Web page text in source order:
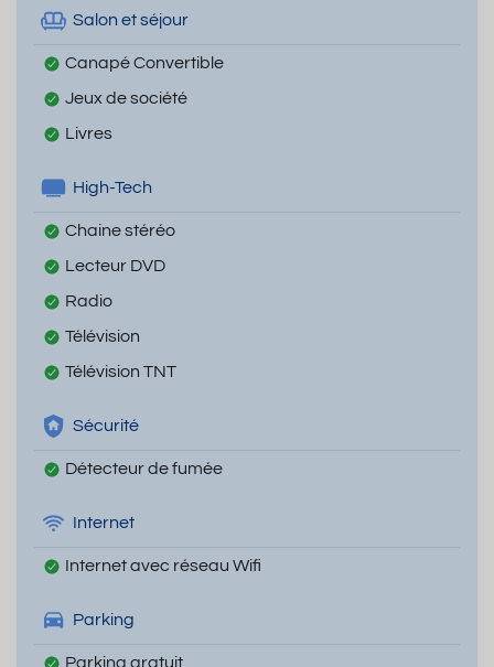
Salon et séjour
Canapé Convertible
Jeux de société
Livres
High-Tech
Chaine stéréo
Lecteur DVD
Radio
Télévision
Télévision TNT
Sécurité
Détecteur de fumée
Internet
Internet avec réseau Wifi
Parking
Parking gratuit